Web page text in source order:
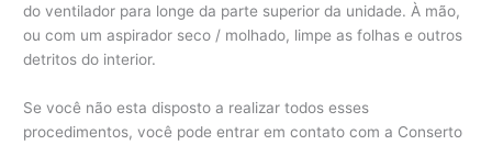
do ventilador para longe da parte superior da unidade. À mão,
ou com um aspirador seco / molhado, limpe as folhas e outros
detritos do interior.
Se você não esta disposto a realizar todos esses
procedimentos, você pode entrar em contato com a Conserto